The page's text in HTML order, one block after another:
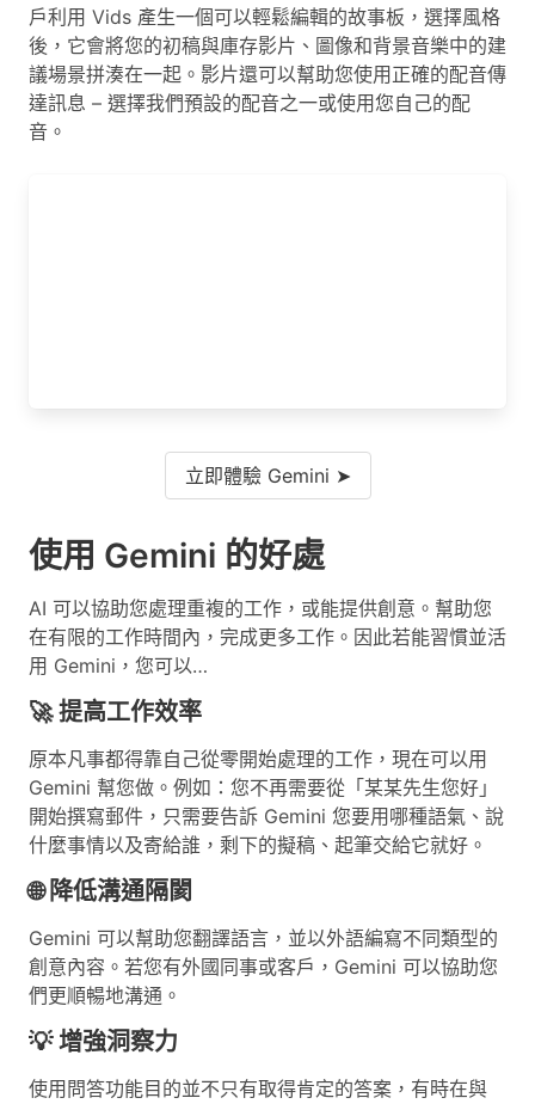
戶利用 Vids 產生一個可以輕鬆編輯的故事板，選擇風格
後，它會將您的初稿與庫存影片、圖像和背景音樂中的建
議場景拼湊在一起。影片還可以幫助您使用正確的配音傳
達訊息 – 選擇我們預設的配音之一或使用您自己的配
音。
立即體驗 Gemini ➤
使用 Gemini 的好處
AI 可以協助您處理重複的工作，或能提供創意。幫助您
在有限的工作時間內，完成更多工作。因此若能習慣並活
用 Gemini，您可以…
🚀 提高工作效率
原本凡事都得靠自己從零開始處理的工作，現在可以用
Gemini 幫您做。例如：您不再需要從「某某先生您好」
開始撰寫郵件，只需要告訴 Gemini 您要用哪種語氣、說
什麼事情以及寄給誰，剩下的擬稿、起筆交給它就好。
🌐 降低溝通隔閡
Gemini 可以幫助您翻譯語言，並以外語編寫不同類型的
創意內容。若您有外國同事或客戶，Gemini 可以協助您
們更順暢地溝通。
💡 增強洞察力
使用問答功能目的並不只有取得肯定的答案，有時在與